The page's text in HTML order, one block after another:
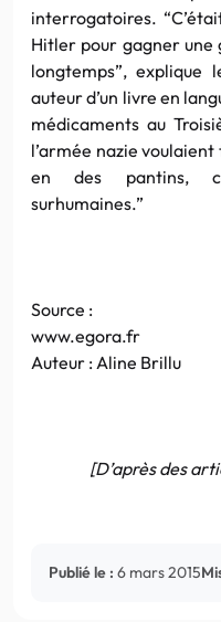
interrogatoires.
Hitler pour gagner une
longtemps”, explique
auteur d’un livre en
médicaments au
l’armée nazie
en des pantins,
surhumaines.”
Source :
www.egora.fr
Auteur : Aline Brillu
[D’après des
Publié le : 6 mars 2015